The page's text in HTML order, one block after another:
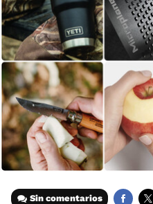
Sin comentarios